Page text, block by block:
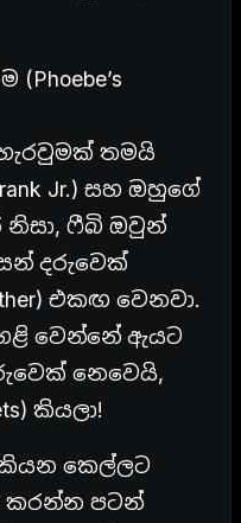
තමයි
Jr.) සහ ඔහුගේ
නිසා, ෆීබි ඔවුන්
දරුවෙක්
එකඟ වෙනවා.
වෙන්නේ ඇයට
නෙවෙයි,
කියලා!
කියන කෙල්ලට
කරන්න පටන්